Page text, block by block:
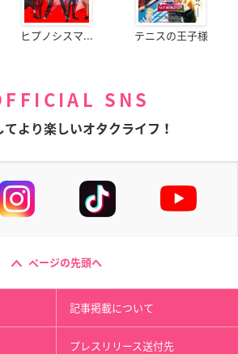
ヒプノシスマ... テニスの王子様
SNS
てより楽しいオタクライフ！
ページの先頭へ
記事掲載について
プレスリリース送付先